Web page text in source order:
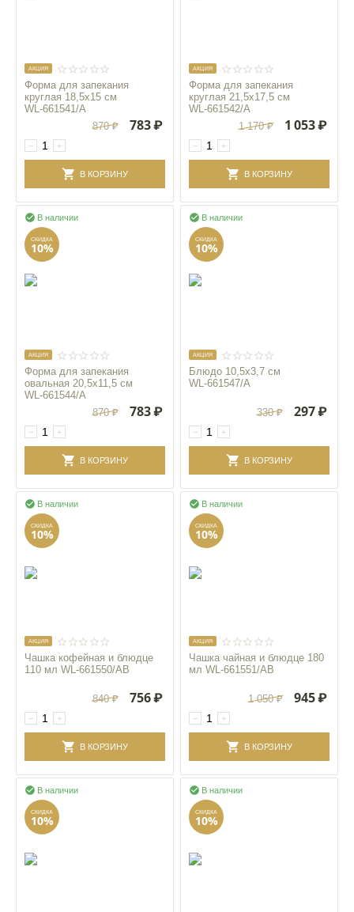
AКЦИЯ
Форма для запекания
круглая 18,5x15 см
WL‑661541/A
+
−
870 ₽ 783₽
В КОРЗИНУ
AКЦИЯ
Форма для запекания
круглая 21,5x17,5 см
WL‑661542/A
+
−
1 170 ₽ 1 053₽
В КОРЗИНУ
В наличии

СКИДКА
10%
AКЦИЯ
Форма для запекания
овальная 20,5x11,5 см
WL‑661544/A
+
−
870 ₽ 783₽
В КОРЗИНУ
В наличии

СКИДКА
10%
AКЦИЯ
Блюдо 10,5x3,7 см
WL‑661547/A
+
−
330 ₽ 297₽
В КОРЗИНУ
В наличии

СКИДКА
10%
AКЦИЯ
Чашка кофейная и блюдце
110 мл WL‑661550/AB
+
−
840 ₽ 756₽
В КОРЗИНУ
В наличии

СКИДКА
10%
AКЦИЯ
Чашка чайная и блюдце 180
мл WL‑661551/AB
+
−
1 050 ₽ 945₽
В КОРЗИНУ
В наличии

СКИДКА
10%
В наличии

СКИДКА
10%